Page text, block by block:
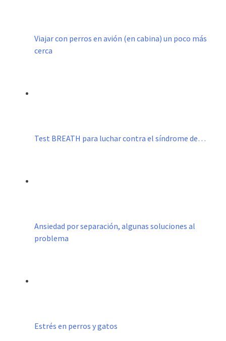
Viajar con perros en avión (en cabina) un poco más
cerca
Test BREATH para luchar contra el síndrome de…
Ansiedad por separación, algunas soluciones al
problema
Estrés en perros y gatos